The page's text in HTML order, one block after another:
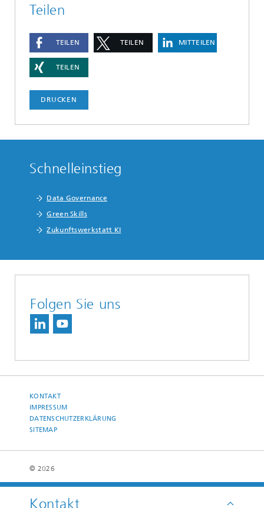
Kontakt
Teilen
TEILEN TEILEN MITTEILEN
TEILEN
DRUCKEN
Schnelleinstieg
Data Governance
Green Skills
Zukunftswerkstatt KI
Folgen Sie uns
KONTAKT
IMPRESSUM
DATENSCHUTZERKLÄRUNG
SITEMAP
© 2026